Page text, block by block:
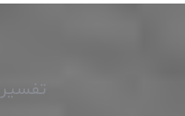
تفسیر